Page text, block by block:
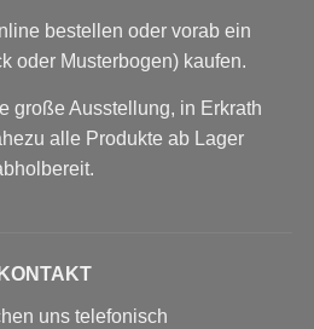
bestellen oder vorab ein
oder Musterbogen) kaufen.
große Ausstellung, in Erkrath
alle Produkte ab Lager
KONTAKT
uns telefonisch